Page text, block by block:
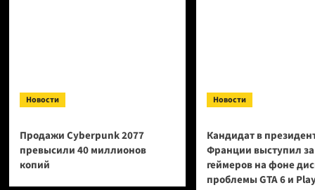
Новости
Продажи Cyberpunk 2077
превысили 40 миллионов
копий
Новости
Кандидат в
Франции выступил
геймеров на фоне
проблемы GTA 6 и